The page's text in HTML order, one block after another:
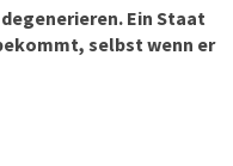
Ein Staat
selbst wenn er